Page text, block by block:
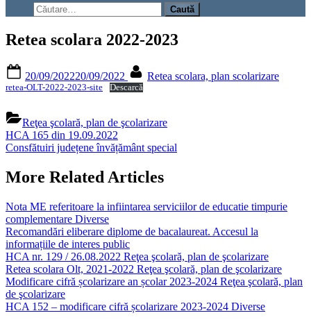
form
Caută
după:
Retea scolara 2022-2023
on
20/09/202220/09/2022 Retea scolara, plan scolarizare
retea-OLT-2022-2023-site Descarcă
Reţea şcolară, plan de şcolarizare
Navigare
în
articole
Previous
Post:
HCA 165 din 19.09.2022
Next
Consfătuiri județene învățământ special
More Related Articles
Nota ME referitoare la infiintarea serviciilor de educatie timpurie
complementare Diverse
Recomandări eliberare diplome de bacalaureat. Accesul la
informațiile de interes public
HCA nr. 129 / 26.08.2022 Reţea şcolară, plan de şcolarizare
Retea scolara Olt, 2021-2022 Reţea şcolară, plan de şcolarizare
Modificare cifră școlarizare an școlar 2023-2024 Reţea şcolară, plan
de şcolarizare
HCA 152 – modificare cifră școlarizare 2023-2024 Diverse